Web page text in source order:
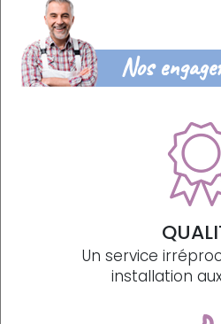
Nos
Un service
installation